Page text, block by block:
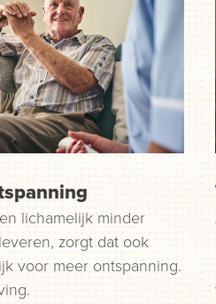
lichamelijk minder
zorgt dat ook
voor meer ontspanning.